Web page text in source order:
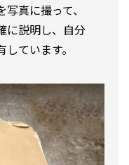
真に撮って、
に説明し、自分
ています。